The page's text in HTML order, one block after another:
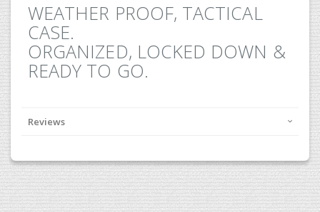
WEATHER PROOF, TACTICAL
CASE.
ORGANIZED, LOCKED DOWN &
READY TO GO.
Reviews